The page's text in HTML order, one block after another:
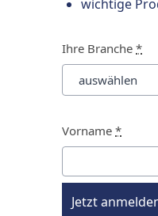
wichtige
Ihre Branche *
Vorname *
Jetzt